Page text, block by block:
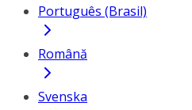
Português (Brasil)
Română
Svenska